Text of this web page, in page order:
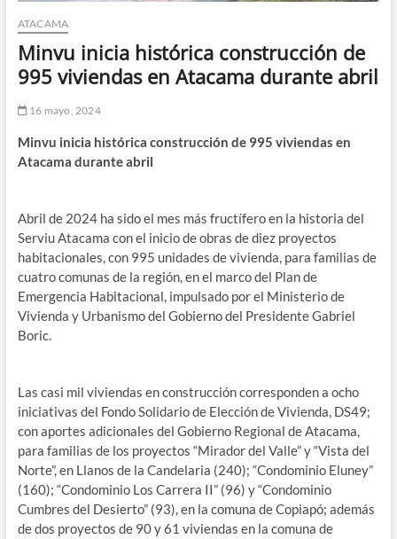
ATACAMA
Minvu inicia histórica construcción de
995 viviendas en Atacama durante abril
16 mayo, 2024
Minvu inicia histórica construcción de 995 viviendas en
Atacama durante abril
Abril de 2024 ha sido el mes más fructífero en la historia del
Serviu Atacama con el inicio de obras de diez proyectos
habitacionales, con 995 unidades de vivienda, para familias de
cuatro comunas de la región, en el marco del Plan de
Emergencia Habitacional, impulsado por el Ministerio de
Vivienda y Urbanismo del Gobierno del Presidente Gabriel
Boric.
Las casi mil viviendas en construcción corresponden a ocho
iniciativas del Fondo Solidario de Elección de Vivienda, DS49;
con aportes adicionales del Gobierno Regional de Atacama,
para familias de los proyectos “Mirador del Valle” y “Vista del
Norte”, en Llanos de la Candelaria (240); “Condominio Eluney”
(160); “Condominio Los Carrera II” (96) y “Condominio
Cumbres del Desierto” (93), en la comuna de Copiapó; además
de dos proyectos de 90 y 61 viviendas en la comuna de